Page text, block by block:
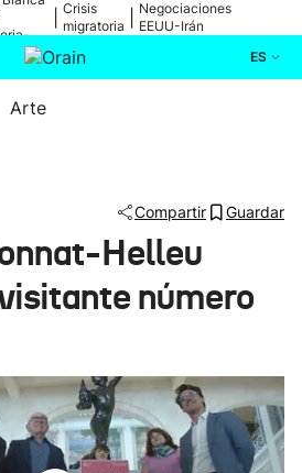
Crisis
migratoria
Negociaciones
EEUU-Irán
ES
Actualidad
Ikusmiran
Arte
Compartir Guardar
Helleu
número